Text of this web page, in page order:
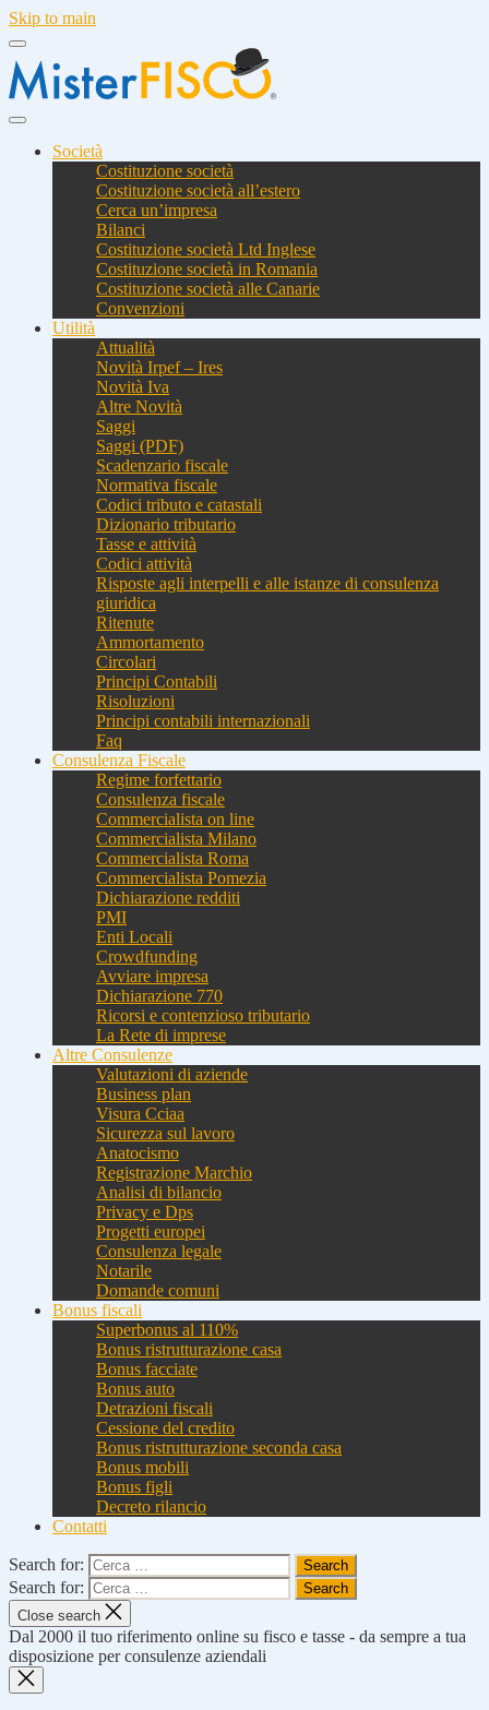
Skip to main
Società
Costituzione società
Costituzione società all’estero
Cerca un’impresa
Bilanci
Costituzione società Ltd Inglese
Costituzione società in Romania
Costituzione società alle Canarie
Convenzioni
Utilità
Attualità
Novità Irpef – Ires
Novità Iva
Altre Novità
Saggi
Saggi (PDF)
Scadenzario fiscale
Normativa fiscale
Codici tributo e catastali
Dizionario tributario
Tasse e attività
Codici attività
Risposte agli interpelli e alle istanze di consulenza
giuridica
Ritenute
Ammortamento
Circolari
Principi Contabili
Risoluzioni
Principi contabili internazionali
Faq
Consulenza Fiscale
Regime forfettario
Consulenza fiscale
Commercialista on line
Commercialista Milano
Commercialista Roma
Commercialista Pomezia
Dichiarazione redditi
PMI
Enti Locali
Crowdfunding
Avviare impresa
Dichiarazione 770
Ricorsi e contenzioso tributario
La Rete di imprese
Altre Consulenze
Valutazioni di aziende
Business plan
Visura Cciaa
Sicurezza sul lavoro
Anatocismo
Registrazione Marchio
Analisi di bilancio
Privacy e Dps
Progetti europei
Consulenza legale
Notarile
Domande comuni
Bonus fiscali
Superbonus al 110%
Bonus ristrutturazione casa
Bonus facciate
Bonus auto
Detrazioni fiscali
Cessione del credito
Bonus ristrutturazione seconda casa
Bonus mobili
Bonus figli
Decreto rilancio
Contatti
Search for:
Search for:
Close search
Dal 2000 il tuo riferimento online su fisco e tasse - da sempre a tua
disposizione per consulenze aziendali